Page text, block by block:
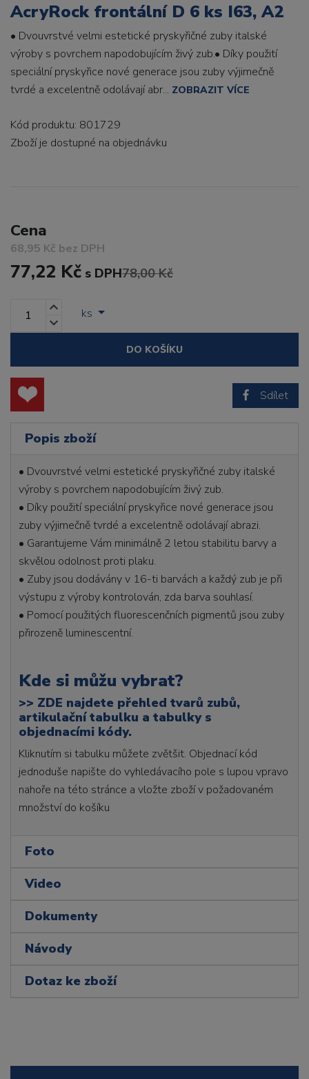
AcryRock frontální D 6 ks I63, A2
• Dvouvrstvé velmi estetické pryskyřičné zuby italské
výroby s povrchem napodobujícím živý zub.• Díky použití
speciální pryskyřice nové generace jsou zuby výjimečně
tvrdé a excelentně odolávají abr... ZOBRAZIT VÍCE
Kód produktu: 801729
Zboží je dostupné na objednávku
Cena
68,95 Kč bez DPH
77,22 Kč s DPH78,00 Kč
ks
DO KOŠÍKU
Sdílet
Popis zboží
• Dvouvrstvé velmi estetické pryskyřičné zuby italské
výroby s povrchem napodobujícím živý zub.
• Díky použití speciální pryskyřice nové generace jsou
zuby výjimečně tvrdé a excelentně odolávají abrazi.
• Garantujeme Vám minimálně 2 letou stabilitu barvy a
skvělou odolnost proti plaku.
• Zuby jsou dodávány v 16-ti barvách a každý zub je při
výstupu z výroby kontrolován, zda barva souhlasí.
• Pomocí použitých fluorescenčních pigmentů jsou zuby
přirozeně luminescentní.
Kde si můžu vybrat?
>> ZDE najdete přehled tvarů zubů,
artikulační tabulku a tabulky s
objednacími kódy.
Kliknutím si tabulku můžete zvětšit. Objednací kód
jednoduše napište do vyhledávacího pole s lupou vpravo
nahoře na této stránce a vložte zboží v požadovaném
množství do košíku
Foto
Video
Dokumenty
Návody
Dotaz ke zboží